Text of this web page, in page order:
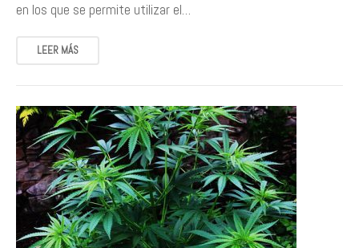
en los que se permite utilizar el…
LEER MÁS